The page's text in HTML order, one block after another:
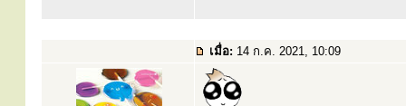
เมื่อ: 14 ก.ค. 2021, 10:09